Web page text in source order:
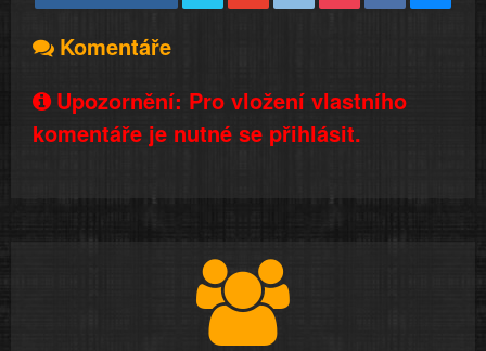
Komentáře
Upozornění: Pro vložení vlastního
komentáře je nutné se přihlásit.